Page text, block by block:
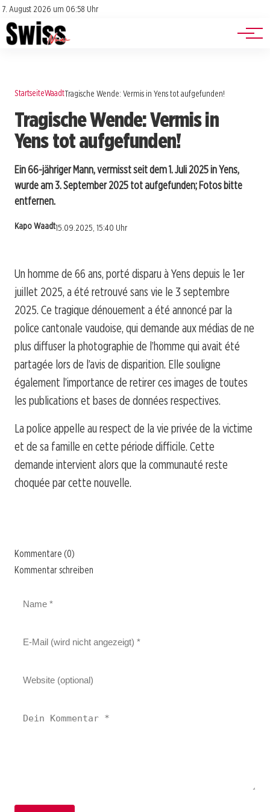
7. August 2026 um 06:58 Uhr
Impressum
Datenschutz
Jobs
Events
StartseiteWaadtTragische Wende: Vermis in Yens tot aufgefunden!
Tragische Wende: Vermis in
Yens tot aufgefunden!
Ein 66-jähriger Mann, vermisst seit dem 1. Juli 2025 in Yens,
wurde am 3. September 2025 tot aufgefunden; Fotos bitte
entfernen.
Kapo Waadt15.09.2025, 15:40 Uhr
Un homme de 66 ans, porté disparu à Yens depuis le 1er
juillet 2025, a été retrouvé sans vie le 3 septembre
2025. Ce tragique dénouement a été annoncé par la
police cantonale vaudoise, qui demande aux médias de ne
plus diffuser la photographie de l’homme qui avait été
partagée lors de l’avis de disparition. Elle souligne
également l’importance de retirer ces images de toutes
les publications et bases de données respectives.
La police appelle au respect de la vie privée de la victime
et de sa famille en cette période difficile. Cette
demande intervient alors que la communauté reste
choquée par cette nouvelle.
Kommentare (0)
Kommentar schreiben